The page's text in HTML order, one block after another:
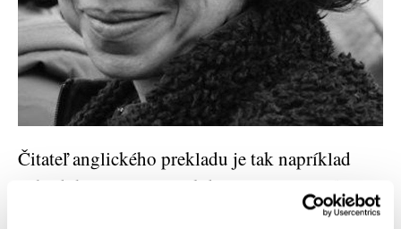
Čitateľ anglického prekladu je tak napríklad
ochudobnený o scénu, kde si Dovale strieľa z
pána v publiku, ktorý má zrastené obočie